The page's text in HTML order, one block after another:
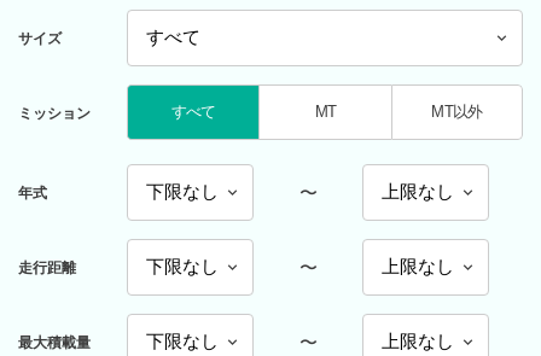
サイズ
ミッション すべて MT MT以外
年式 〜
走行距離 〜
最大積載量 〜